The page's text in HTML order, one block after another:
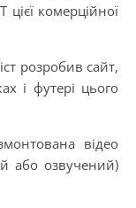
комерційної
розробив сайт,
і футері цього
відео
або озвучений)